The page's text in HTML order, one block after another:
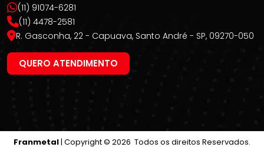
(11) 91074-6281
(11) 4478-2581
R. Gasconha, 22 - Capuava, Santo André - SP, 09270-050
QUERO ATENDIMENTO
Franmetal| Copyright © 2026 Todos os direitos Reservados.